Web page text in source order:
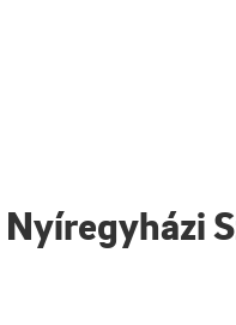
Nyíregyházi